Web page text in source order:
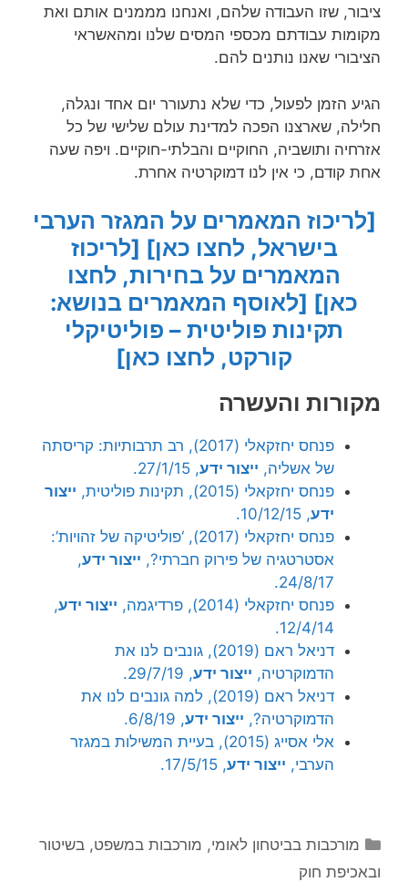
ציבור, שזו העבודה שלהם, ואנחנו מממנים אותם ואת
מקומות עבודתם מכספי המסים שלנו ומהאשראי
הציבורי שאנו נותנים להם.
הגיע הזמן לפעול, כדי שלא נתעורר יום אחד ונגלה,
חלילה, שארצנו הפכה למדינת עולם שלישי של כל
אזרחיה ותושביה, החוקיים והבלתי-חוקיים. ויפה שעה
אחת קודם, כי אין לנו דמוקרטיה אחרת.
[לריכוז המאמרים על המגזר הערבי
בישראל, לחצו כאן] [לריכוז
המאמרים על בחירות, לחצו
כאן] [לאוסף המאמרים בנושא:
תקינות פוליטית – פוליטיקלי
קורקט, לחצו כאן]
מקורות והעשרה
פנחס יחזקאלי (2017), רב תרבותיות: קריסתה
של אשליה, ייצור ידע, 27/1/15.
פנחס יחזקאלי (2015), תקינות פוליטית,
ייצור
ידע, 10/12/15.
פנחס יחזקאלי (2017), ‘פוליטיקה של זהויות’:
אסטרטגיה של פירוק חברתי?, ייצור ידע,
24/8/17.
פנחס יחזקאלי (2014), פרדיגמה,
ייצור ידע,
12/4/14.
דניאל ראם (2019), גונבים לנו את
הדמוקרטיה, ייצור ידע, 29/7/19.
דניאל ראם (2019), למה גונבים לנו את
הדמוקרטיה?, ייצור ידע, 6/8/19.
אלי אסייג (2015), בעיית המשילות במגזר
הערבי, ייצור ידע, 17/5/15.
קטגוריות
מורכבות בביטחון לאומי, מורכבות במשפט, בשיטור
ובאכיפת חוק